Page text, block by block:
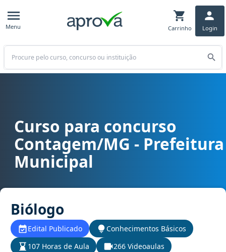
Menu Carrinho Login
Buscar
Curso para concurso Contagem/MG - Prefeitura Municipal cargo
Curso para concurso
Contagem/MG - Prefeitura
Municipal
Biólogo
Edital Publicado
Conhecimentos Básicos
107 Horas de Aula
266 Videoaulas